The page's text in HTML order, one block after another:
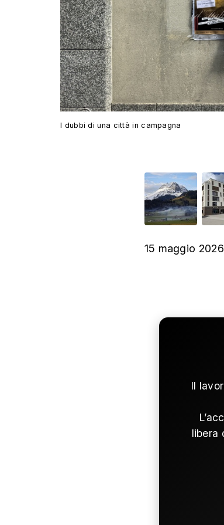
I dubbi di una città in campagna
15 maggio 2026
Il
libera